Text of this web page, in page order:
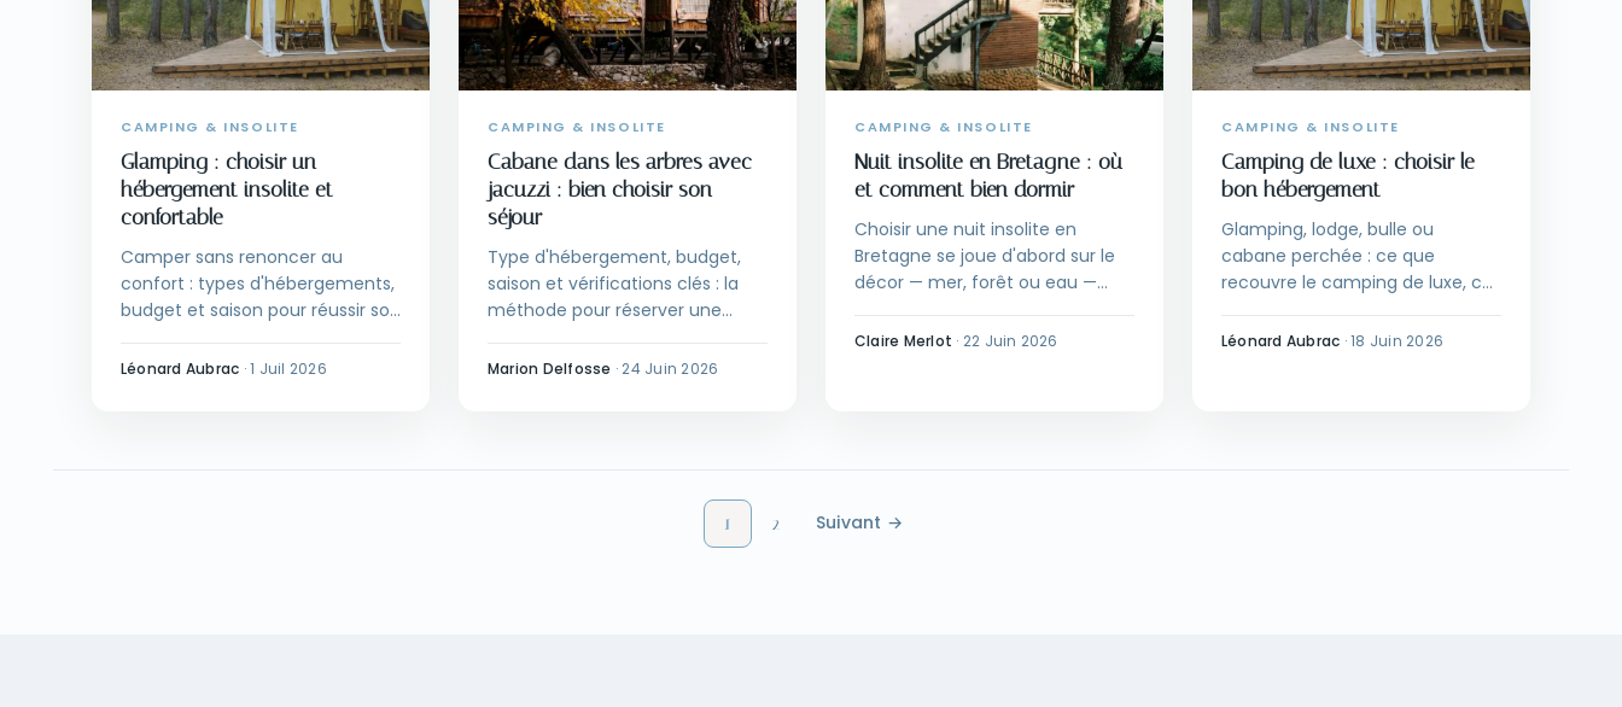
CAMPING & INSOLITE
Glamping : choisir un
hébergement insolite et
confortable
Camper sans renoncer au
confort : types d'hébergements,
budget et saison pour réussir son
Léonard Aubrac ·1 Juil 2026
CAMPING & INSOLITE
Cabane dans les arbres avec
jacuzzi : bien choisir son
séjour
Type d'hébergement, budget,
saison et vérifications clés : la
méthode pour réserver une
tient ses promesses.
Marion Delfosse · 24 Juin 2026
CAMPING & INSOLITE
Nuit insolite en Bretagne : où
et comment bien dormir
Choisir une nuit insolite en
Bretagne se joue d'abord sur le
décor — mer, forêt ou eau —
guide pour réserver sans
Claire Merlot · 22 Juin 2026
CAMPING & INSOLITE
Camping de luxe : choisir le
bon hébergement
Glamping, lodge, bulle ou
cabane perchée : ce que
recouvre le camping de luxe, ce
Léonard Aubrac ·18 Juin 2026
1 2 Suivant →